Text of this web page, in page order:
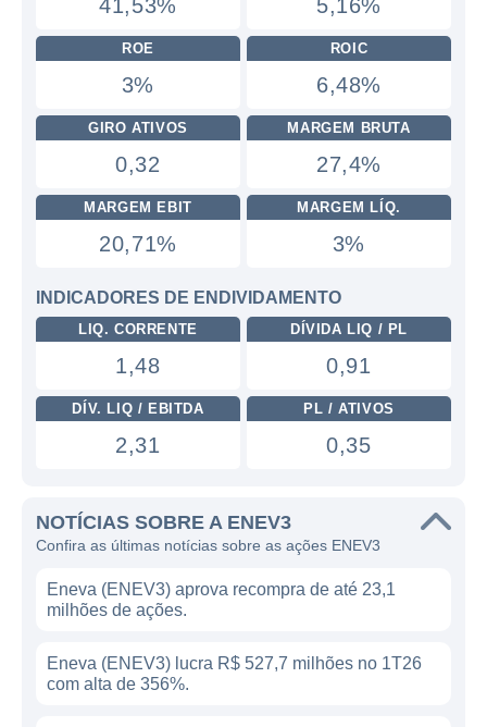
41,53% 5,16%
ROE
3%
ROIC
6,48%
GIRO ATIVOS
0,32
MARGEM BRUTA
27,4%
MARGEM EBIT
20,71%
MARGEM LÍQ.
3%
INDICADORES DE ENDIVIDAMENTO
LIQ. CORRENTE
1,48
DÍVIDA LIQ / PL
0,91
DÍV. LIQ / EBITDA
2,31
PL / ATIVOS
0,35
NOTÍCIAS SOBRE A ENEV3
Confira as últimas notícias sobre as ações ENEV3
Eneva (ENEV3) aprova recompra de até 23,1
milhões de ações.
Eneva (ENEV3) lucra R$ 527,7 milhões no 1T26
com alta de 356%.